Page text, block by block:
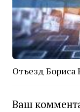
Отъезд Бориса
Ваш